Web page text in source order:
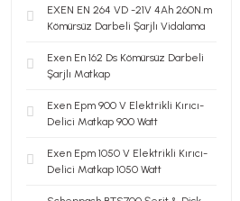
EXEN EN 264 VD -21V 4Ah 260N.m
Kömürsüz Darbeli Şarjlı Vidalama
Exen En 162 Ds Kömürsüz Darbeli
Şarjlı Matkap
Exen Epm 900 V Elektrikli Kırıcı-
Delici Matkap 900 Watt
Exen Epm 1050 V Elektrikli Kırıcı-
Delici Matkap 1050 Watt